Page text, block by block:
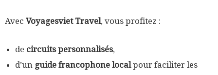
Avec Voyagesviet Travel, vous profitez :
de circuits personnalisés,
d’un guide francophone localpour faciliter les